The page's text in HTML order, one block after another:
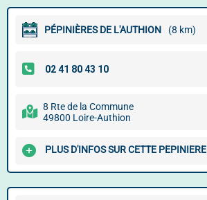
PÉPINIÈRES DE L'AUTHION (8 km)
8 Rte de la Commune
49800 Loire-Authion
PLUS D'INFOS SUR CETTE PEPINIERE